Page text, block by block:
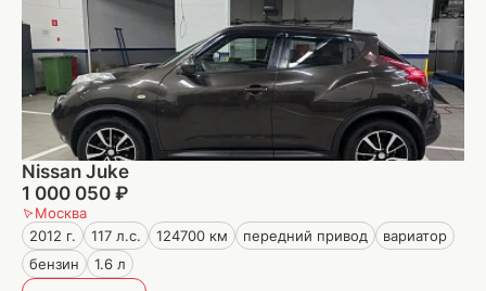
Nissan Juke
1 000 050 ₽
Москва
2012 г.
117 л.с. 124700 км передний привод
вариатор
бензин
1.6 л